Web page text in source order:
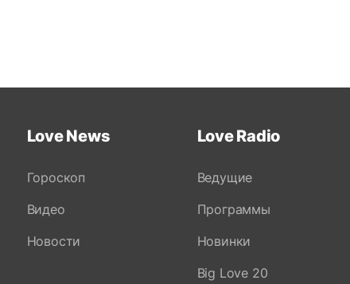
Love News
Гороскоп
Видео
Новости
Love Radio
Ведущие
Программы
Новинки
Big Love 20